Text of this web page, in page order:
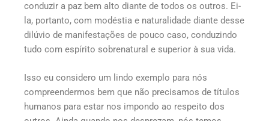
conduzir a paz bem alto diante de todos os outros. Ei-
la, portanto, com modéstia e naturalidade diante desse
dilúvio de manifestações de pouco caso, conduzindo
tudo com espírito sobrenatural e superior à sua vida.
Isso eu considero um lindo exemplo para nós
compreendermos bem que não precisamos de títulos
humanos para estar nos impondo ao respeito dos